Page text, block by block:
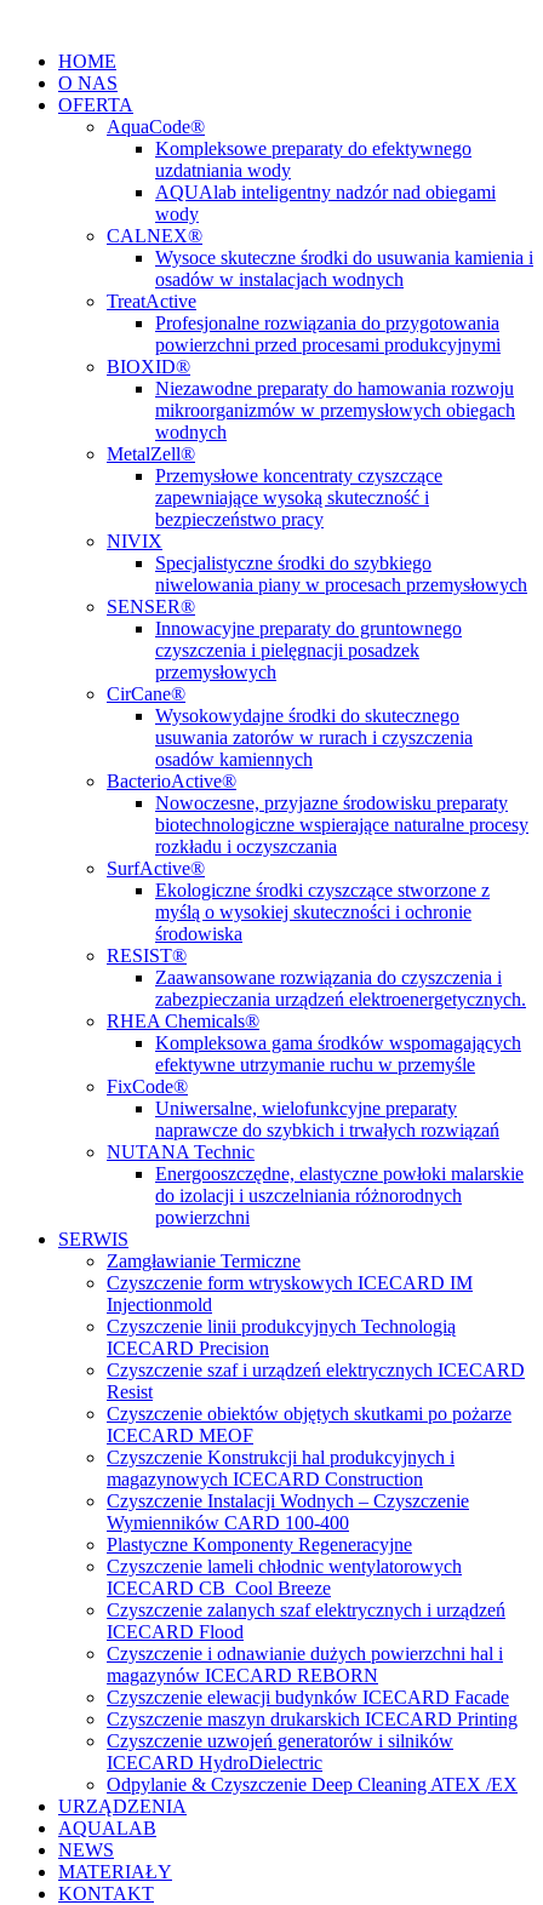
treści
HOME
O NAS
OFERTA
AquaCode®
Kompleksowe preparaty do efektywnego
uzdatniania wody
AQUAlab inteligentny nadzór nad obiegami
wody
CALNEX®
Wysoce skuteczne środki do usuwania kamienia i
osadów w instalacjach wodnych
TreatActive
Profesjonalne rozwiązania do przygotowania
powierzchni przed procesami produkcyjnymi
BIOXID®
Niezawodne preparaty do hamowania rozwoju
mikroorganizmów w przemysłowych obiegach
wodnych
MetalZell®
Przemysłowe koncentraty czyszczące
zapewniające wysoką skuteczność i
bezpieczeństwo pracy
NIVIX
Specjalistyczne środki do szybkiego
niwelowania piany w procesach przemysłowych
SENSER®
Innowacyjne preparaty do gruntownego
czyszczenia i pielęgnacji posadzek
przemysłowych
CirCane®
Wysokowydajne środki do skutecznego
usuwania zatorów w rurach i czyszczenia
osadów kamiennych
BacterioActive®
Nowoczesne, przyjazne środowisku preparaty
biotechnologiczne wspierające naturalne procesy
rozkładu i oczyszczania
SurfActive®
Ekologiczne środki czyszczące stworzone z
myślą o wysokiej skuteczności i ochronie
środowiska
RESIST®
Zaawansowane rozwiązania do czyszczenia i
zabezpieczania urządzeń elektroenergetycznych.
RHEA Chemicals®
Kompleksowa gama środków wspomagających
efektywne utrzymanie ruchu w przemyśle
FixCode®
Uniwersalne, wielofunkcyjne preparaty
naprawcze do szybkich i trwałych rozwiązań
NUTANA Technic
Energooszczędne, elastyczne powłoki malarskie
do izolacji i uszczelniania różnorodnych
powierzchni
SERWIS
Zamgławianie Termiczne
Czyszczenie form wtryskowych ICECARD IM
Injectionmold
Czyszczenie linii produkcyjnych Technologią
ICECARD Precision
Czyszczenie szaf i urządzeń elektrycznych ICECARD
Resist
Czyszczenie obiektów objętych skutkami po pożarze
ICECARD MEOF
Czyszczenie Konstrukcji hal produkcyjnych i
magazynowych ICECARD Construction
Czyszczenie Instalacji Wodnych – Czyszczenie
Wymienników CARD 100-400
Plastyczne Komponenty Regeneracyjne
Czyszczenie lameli chłodnic wentylatorowych
ICECARD CB Cool Breeze
Czyszczenie zalanych szaf elektrycznych i urządzeń
ICECARD Flood
Czyszczenie i odnawianie dużych powierzchni hal i
magazynów ICECARD REBORN
Czyszczenie elewacji budynków ICECARD Facade
Czyszczenie maszyn drukarskich ICECARD Printing
Czyszczenie uzwojeń generatorów i silników
ICECARD HydroDielectric
Odpylanie & Czyszczenie Deep Cleaning ATEX /EX
URZĄDZENIA
AQUALAB
NEWS
MATERIAŁY
KONTAKT